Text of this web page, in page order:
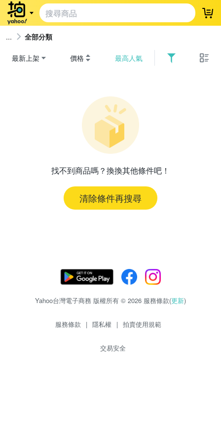
登
全部分類
最新上架 價格 最高人氣
找不到商品嗎？換換其他條件吧！
清除條件再搜尋
Yahoo台灣電子商務 版權所有 © 2026 服務條款(更新)
服務條款 | 隱私權 | 拍賣使用規範
交易安全